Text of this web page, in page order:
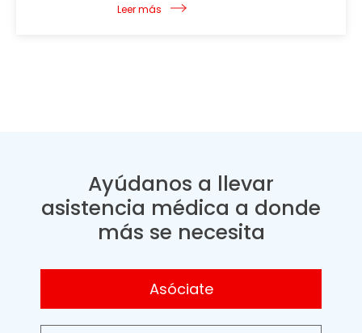
Leer más
Ayúdanos a llevar
asistencia médica a donde
más se necesita
Asóciate